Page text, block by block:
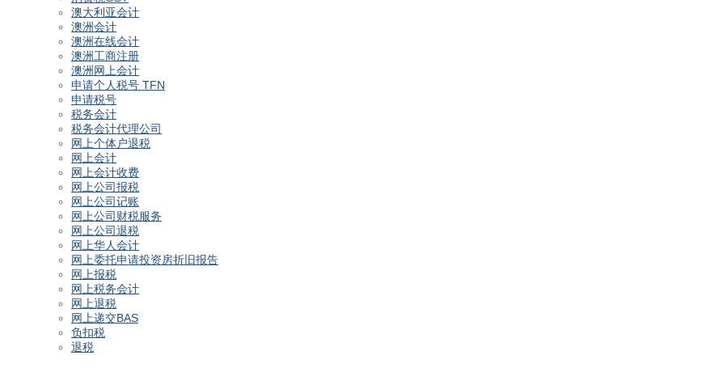
澳大利亚会计
澳洲会计
澳洲在线会计
澳洲工商注册
澳洲网上会计
申请个人税号 TFN
申请税号
税务会计
税务会计代理公司
网上个体户退税
网上会计
网上会计收费
网上公司报税
网上公司记账
网上公司财税服务
网上公司退税
网上华人会计
网上委托申请投资房折旧报告
网上报税
网上税务会计
网上退税
网上递交BAS
负扣税
退税